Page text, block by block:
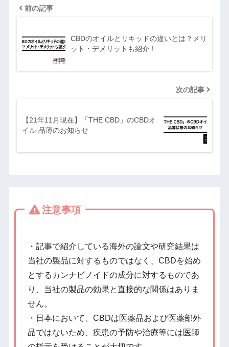
前の記事
CBDのオイルとリキッドの違いとは？メリ
ット・デメリットも紹介！
次の記事
【21年11月現在】「THE CBD」のCBDオ
イル 品薄のお知らせ
注意事項
・記事で紹介している海外の論文や研究結果は
当社の製品に対するものではなく、CBDを始め
とするカンナビノイドの成分に対するものであ
り、当社の製品の効果と直接的な関係はありま
せん。
・日本において、CBDは医薬品および医薬部外
品ではないため、疾患の予防や治療等には医師